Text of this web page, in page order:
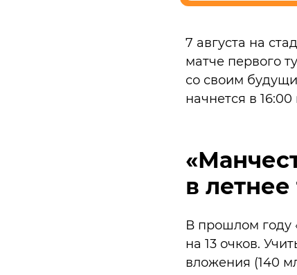
7 августа на
матче первого
со своим
начнется в
в
В прошлом году
на 13 очков.
вложения (140